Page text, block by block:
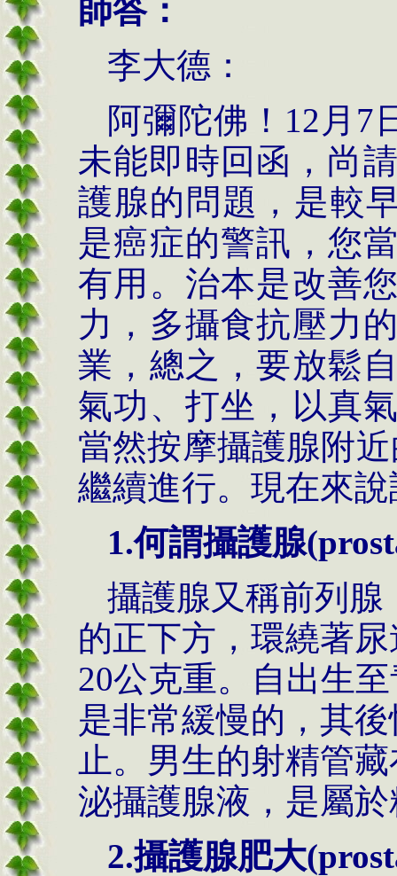
師答：
李大德：
阿彌陀佛！ 12 月 7
未能即時回函，尚
護腺的問題，是較
是癌症的警訊，您
有用。治本是改善
力，多攝食抗壓力
業，總之，要放鬆
氣功、打坐，以真
當然按摩攝護腺附
繼續進行。現在來
1.何謂攝護腺
攝護腺又稱前列
的正下方，環繞著
20公克重。自出生
是非常緩慢的，其
止。男生的射精管
泌攝護腺液，是屬
2.攝護腺肥大